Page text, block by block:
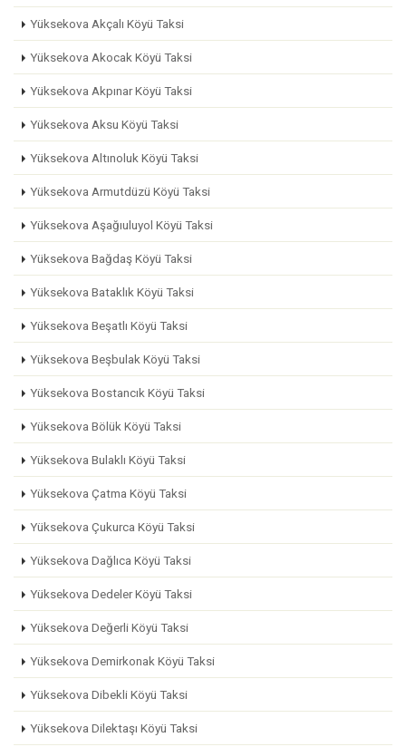
Yüksekova Akçalı Köyü Taksi
Yüksekova Akocak Köyü Taksi
Yüksekova Akpınar Köyü Taksi
Yüksekova Aksu Köyü Taksi
Yüksekova Altınoluk Köyü Taksi
Yüksekova Armutdüzü Köyü Taksi
Yüksekova Aşağıuluyol Köyü Taksi
Yüksekova Bağdaş Köyü Taksi
Yüksekova Bataklık Köyü Taksi
Yüksekova Beşatlı Köyü Taksi
Yüksekova Beşbulak Köyü Taksi
Yüksekova Bostancık Köyü Taksi
Yüksekova Bölük Köyü Taksi
Yüksekova Bulaklı Köyü Taksi
Yüksekova Çatma Köyü Taksi
Yüksekova Çukurca Köyü Taksi
Yüksekova Dağlıca Köyü Taksi
Yüksekova Dedeler Köyü Taksi
Yüksekova Değerli Köyü Taksi
Yüksekova Demirkonak Köyü Taksi
Yüksekova Dibekli Köyü Taksi
Yüksekova Dilektaşı Köyü Taksi